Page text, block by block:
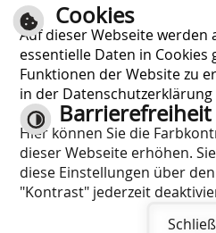
Donnerstag: 08:30 -
18:00 Uhr
Freitag: 07:00 -
Kontrast
Inhalt|Impressum |
Barrierefreiheit
Cookies
Auf dieser Webseite werden
essentielle Daten in
Funktionen der Website zu
in der Datenschutzerklärung
Barrierefreiheit
Hier können Sie die
dieser Webseite erhöhen.
diese Einstellungen über
"Kontrast" jederzeit